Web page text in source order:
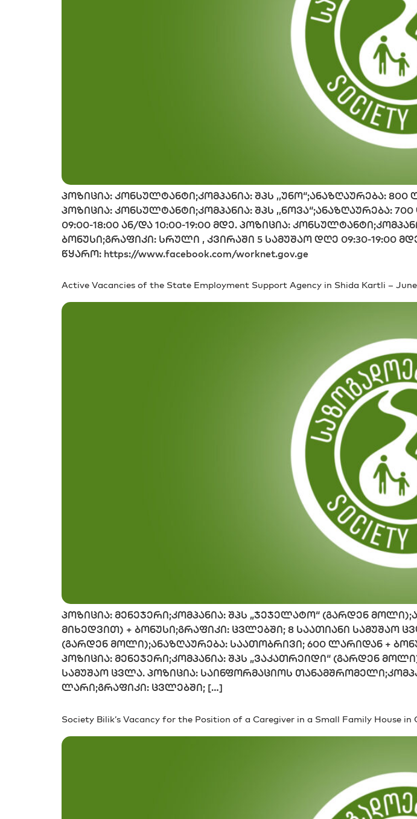
პოზიცია: კონსულტანტი;კომპანია: შპს ,,უნო“;ანაზღაურება: 800
პოზიცია: კონსულტანტი;კომპანია: შპს ,,ნოვა“;ანაზღაურება:
09:00-18:00 ან/და 10:00-19:00 მდე. პოზიცია:
ბონუსი;გრაფიკი: სრული , კვირაში 5 სამუშაო დღე 09:30-19:00
წყარო: https://www.facebook.com/worknet.gov.ge
Active Vacancies of the State Employment Support Agency in Shida Kartli – June
პოზიცია: მენეჯერი;კომპანია: შპს „ჯეჯელატო“ (გარდენ
მიხედვით) + ბონუსი;გრაფიკი: ცვლებში; 8 საათიანი სამუშაო
(გარდენ მოლი);ანაზღაურება: საათობრივი; 600 ლარიდან +
პოზიცია: მენეჯერი;კომპანია: შპს „ვაკათრეიდი“ (გარდენ
სამუშაო ცვლა. პოზიცია: საინფორმაციოს
ლარი;გრაფიკი: ცვლებში; […]
Society Bilik’s Vacancy for the Position of a Caregiver in a Small Family House in